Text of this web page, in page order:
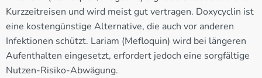
Kurzzeitreisen und wird meist gut vertragen. Doxycyclin ist
eine kostengünstige Alternative, die auch vor anderen
Infektionen schützt. Lariam (Mefloquin) wird bei längeren
Aufenthalten eingesetzt, erfordert jedoch eine sorgfältige
Nutzen-Risiko-Abwägung.